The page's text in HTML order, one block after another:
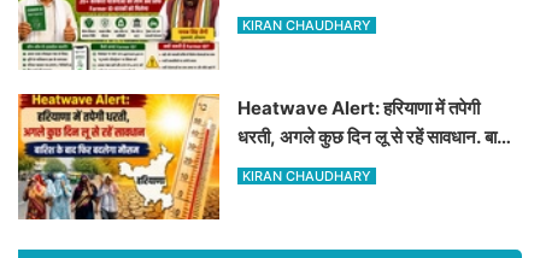
फायदा
KIRAN CHAUDHARY
Heatwave Alert: हरियाणा में तपेगी
धरती, अगले कुछ दिन लू से रहें सावधान. बारिश
के बाद फिर बदलेगा मौसम
KIRAN CHAUDHARY